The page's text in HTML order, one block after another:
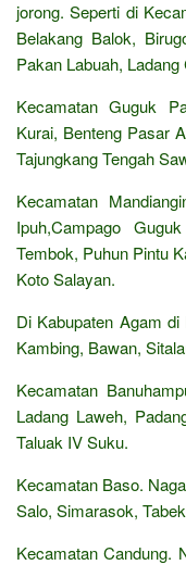
jorong. Seperti di
Belakang Balok,
Pakan Labuah,
Kecamatan Guguk
Kurai, Benteng Pasar
Tajungkang Tengah
Kecamatan
Ipuh,Campago
Tembok, Puhun Pintu
Koto Salayan.
Di Kabupaten Agam
Kambing, Bawan,
Kecamatan
Ladang Laweh,
Taluak IV Suku.
Kecamatan Baso.
Salo, Simarasok,
Kecamatan Candung.